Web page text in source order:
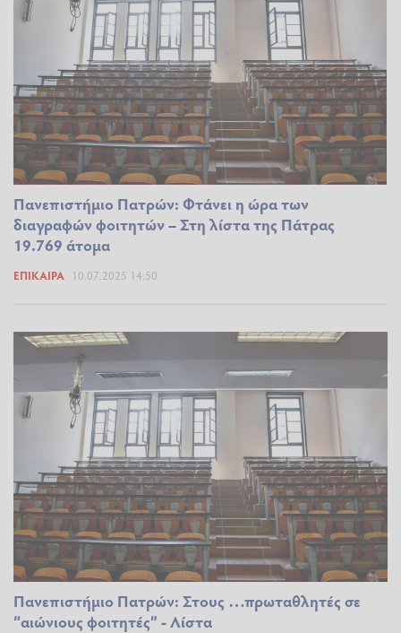
Πανεπιστήμιο Πατρών: Φτάνει η ώρα των
διαγραφών φοιτητών – Στη λίστα της Πάτρας
19.769 άτομα
ΕΠΊΚΑΙΡΑ 10.07.2025 14:50
Πανεπιστήμιο Πατρών: Στους …πρωταθλητές σε
“αιώνιους φοιτητές” - Λίστα